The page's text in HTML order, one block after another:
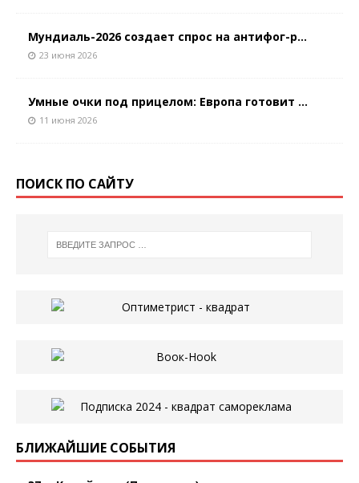
Мундиаль-2026 создает спрос на антифог-р...
23 июня 2026
Умные очки под прицелом: Европа готовит ...
11 июня 2026
ПОИСК ПО САЙТУ
БЛИЖАЙШИЕ СОБЫТИЯ